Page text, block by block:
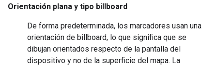
Orientación plana y tipo billboard
De forma predeterminada, los marcadores usan una
orientación de billboard, lo que significa que se
dibujan orientados respecto de la pantalla del
dispositivo y no de la superficie del mapa. La